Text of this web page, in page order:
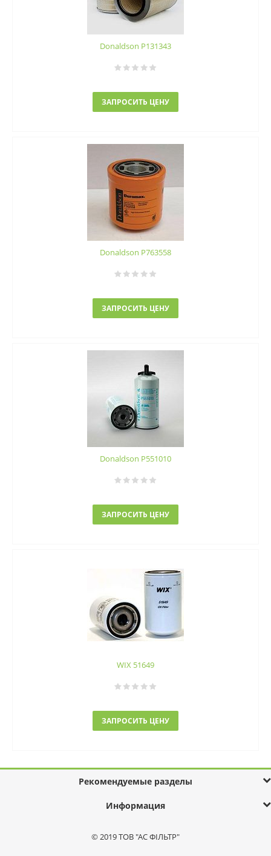
Donaldson P131343
ЗАПРОСИТЬ ЦЕНУ
Donaldson P763558
ЗАПРОСИТЬ ЦЕНУ
Donaldson P551010
ЗАПРОСИТЬ ЦЕНУ
WIX 51649
ЗАПРОСИТЬ ЦЕНУ
Рекомендуемые разделы
Информация
© 2019 ТОВ "АС ФІЛЬТР"